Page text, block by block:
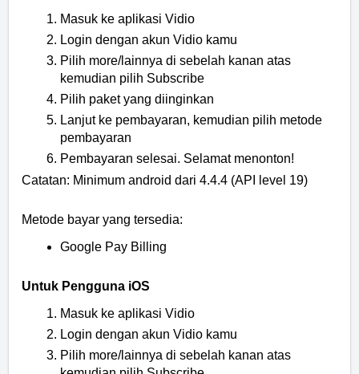
Masuk ke aplikasi Vidio
Login dengan akun Vidio kamu
Pilih more/lainnya di sebelah kanan atas
kemudian pilih Subscribe
Pilih paket yang diinginkan
Lanjut ke pembayaran, kemudian pilih metode
pembayaran
Pembayaran selesai. Selamat menonton!
Catatan: Minimum android dari 4.4.4 (API level 19)
Metode bayar yang tersedia:
Google Pay Billing
Untuk Pengguna iOS
Masuk ke aplikasi Vidio
Login dengan akun Vidio kamu
Pilih more/lainnya di sebelah kanan atas